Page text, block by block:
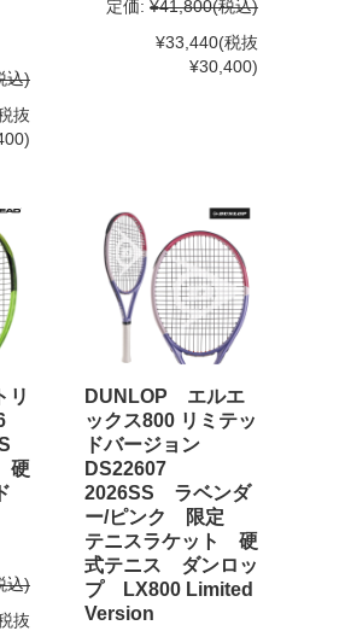
込)
抜
定価: ¥41,800(税込)
¥33,440(税抜
¥30,400)
リ
硬
込)
抜
DUNLOP エルエ
ックス800 リミテッ
ドバージョン
DS22607
2026SS ラベンダ
ー/ピンク 限定
テニスラケット 硬
式テニス ダンロッ
プ LX800 Limited
Version